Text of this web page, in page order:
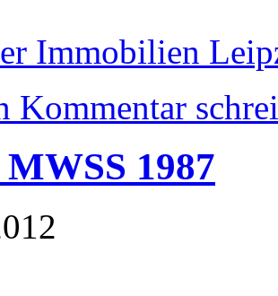
Immobilien
Kommentar
1987